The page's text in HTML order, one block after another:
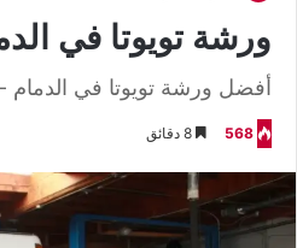
ورشة تويوتا في
أفضل ورشة تويوتا في الدمام -
568